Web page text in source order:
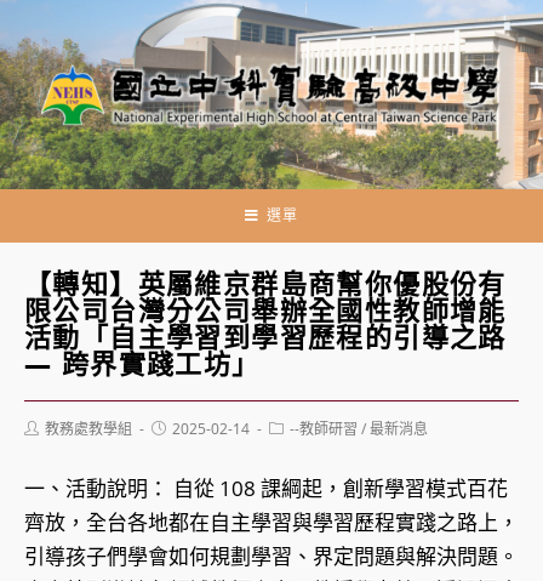
轉
至
主
要
內
選單
【轉知】英屬維京群島商幫你優股份有
限公司台灣分公司舉辦全國性教師增能
活動「自主學習到學習歷程的引導之路
— 跨界實踐工坊」
Post教務處教學組
Post2025-02-14
Post--教師研習 /最新消息
一、活動說明： 自從 108 課綱起，創新學習模式百花
齊放，全台各地都在自主學習與學習歷程實踐之路上，
引導孩子們學會如何規劃學習、界定問題與解決問題。